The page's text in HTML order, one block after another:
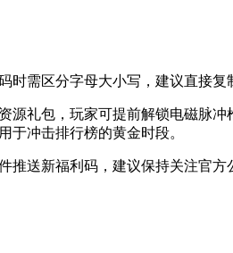
时需区分字母大小写，建议直接
源礼包，玩家可提前解锁电磁脉
于冲击排行榜的黄金时段。
推送新福利码，建议保持关注官